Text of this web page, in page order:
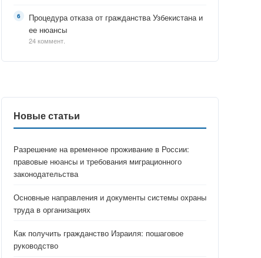
Процедура отказа от гражданства Узбекистана и
ее нюансы
24 коммент.
Новые статьи
Разрешение на временное проживание в России:
правовые нюансы и требования миграционного
законодательства
Основные направления и документы системы охраны
труда в организациях
Как получить гражданство Израиля: пошаговое
руководство